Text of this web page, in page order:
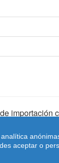
importación
aceptar o